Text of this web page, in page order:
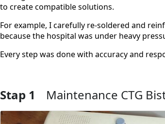
to create compatible solutions.
For example, I carefully re-soldered and
because the hospital was under heavy
Every step was done with accuracy and
Stap 1 Maintenance CTG